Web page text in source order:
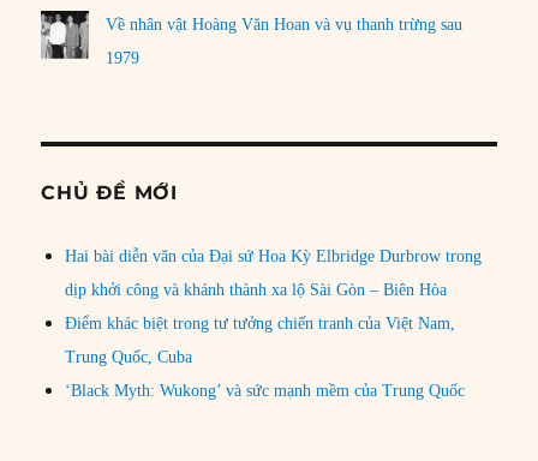
Về nhân vật Hoàng Văn Hoan và vụ thanh trừng sau
1979
CHỦ ĐỀ MỚI
Hai bài diễn văn của Đại sứ Hoa Kỳ Elbridge Durbrow trong
dịp khởi công và khánh thành xa lộ Sài Gòn – Biên Hòa
Điểm khác biệt trong tư tưởng chiến tranh của Việt Nam,
Trung Quốc, Cuba
‘Black Myth: Wukong’ và sức mạnh mềm của Trung Quốc